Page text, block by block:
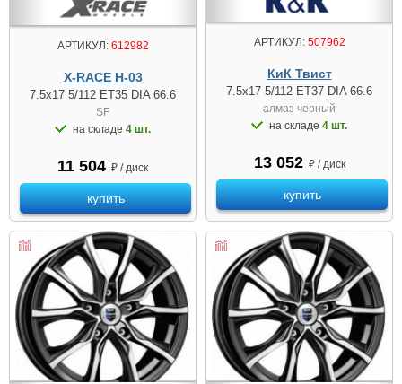
АРТИКУЛ:612982
X-RACE H-03
7.5x17 5/112 ET35 DIA 66.6
SF
на складе 4 шт.
11 504 ₽ / диск
купить
АРТИКУЛ:507962
КиК Твист
7.5x17 5/112 ET37 DIA 66.6
алмаз чeрный
на складе 4 шт.
13 052 ₽ / диск
купить